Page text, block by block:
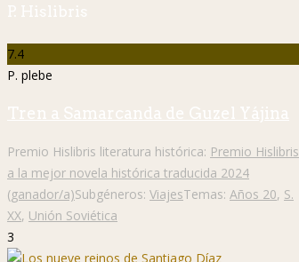
P. Hislibris
7.4
P. plebe
Tren a Samarcanda de Guzel Yájina
Premio Hislibris literatura histórica: Premio Hislibris
a la mejor novela histórica traducida 2024
(ganador/a)Subgéneros: ViajesTemas: Años 20, S.
XX, Unión Soviética
3